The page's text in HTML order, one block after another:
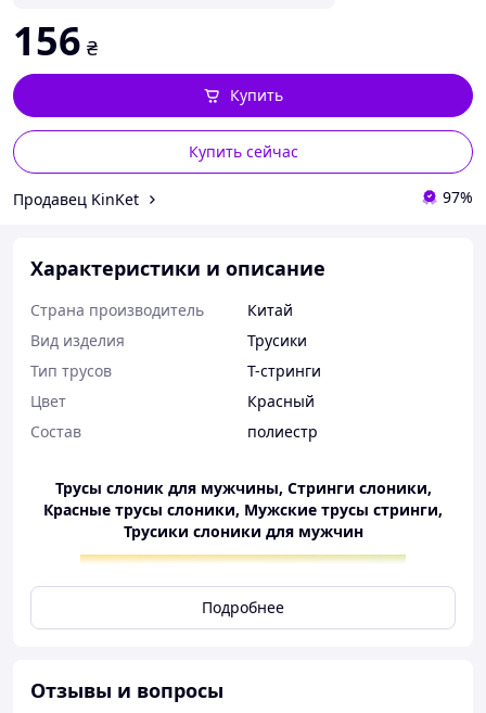
156 ₴
Купить сейчас
Купить
Продавец KinKet 97%
Характеристики и описание
Страна производитель
Китай
Вид изделия
Трусики
Тип трусов
T-стринги
Цвет
Красный
Состав
полиестр
Трусы слоник для мужчины, Стринги слоники,
Красные трусы слоники, Мужские трусы стринги,
Трусики слоники для мужчин
Эротические мужские трусы Playful Elephants –
идеальный выбор, чтобы удивить партнершу и
Подробнее
Отзывы и вопросы